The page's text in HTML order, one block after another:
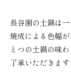
長谷園の土鍋は
焼成による色幅
とつの土鍋の味
了承いただきま